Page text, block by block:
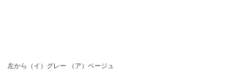
左から（イ）グレー （ア）ベージュ